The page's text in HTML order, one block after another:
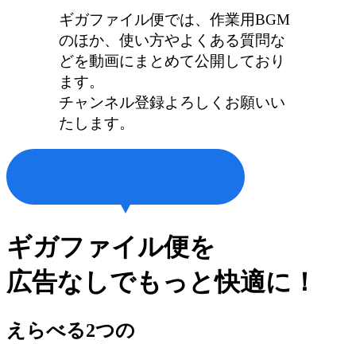
ギガファイル便では、作業用BGM
のほか、使い方やよくある質問な
どを動画にまとめて公開しており
ます。
チャンネル登録よろしくお願いい
たします。
ギガファイル便を
広告なしでもっと快適に！
えらべる2つの